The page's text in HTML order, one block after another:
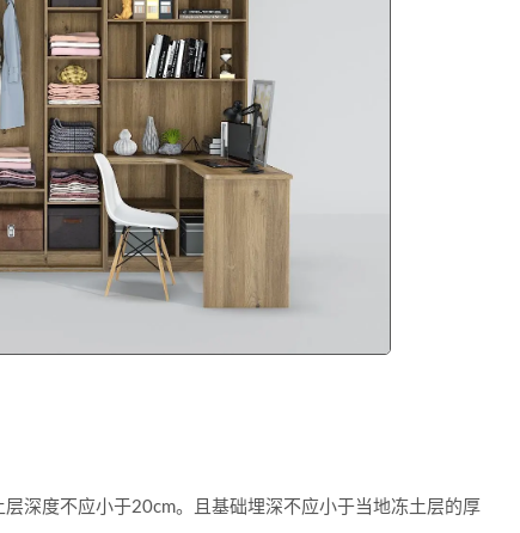
度不应小于20cm。且基础埋深不应小于当地冻土层的厚